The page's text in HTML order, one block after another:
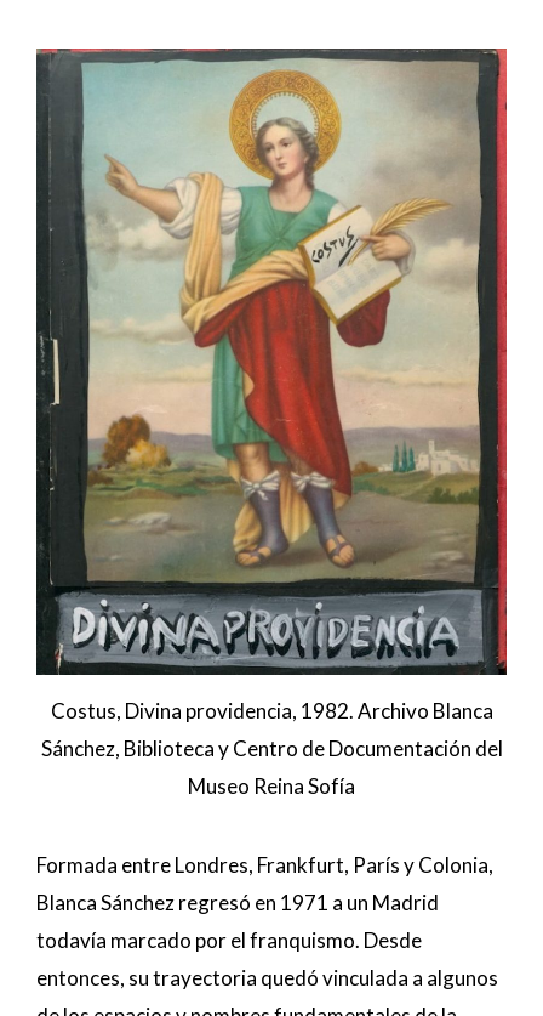
Costus, Divina providencia, 1982. Archivo Blanca
Sánchez, Biblioteca y Centro de Documentación del
Museo Reina Sofía
Formada entre Londres, Frankfurt, París y Colonia,
Blanca Sánchez regresó en 1971 a un Madrid
todavía marcado por el franquismo. Desde
entonces, su trayectoria quedó vinculada a algunos